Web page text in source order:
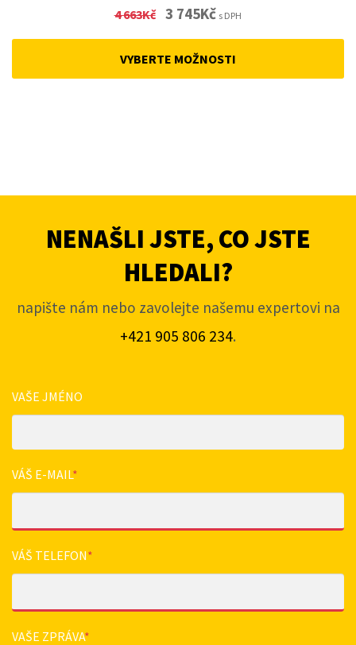
4 663Kč Original
3 745KčCurrent
s DPH
VYBERTE MOŽNOSTI
NENAŠLI JSTE, CO JSTE
HLEDALI?
napište nám nebo zavolejte našemu expertovi na
+421 905 806 234.
VAŠE JMÉNO
VÁŠ E-MAIL*
VÁŠ TELEFON*
VAŠE ZPRÁVA*